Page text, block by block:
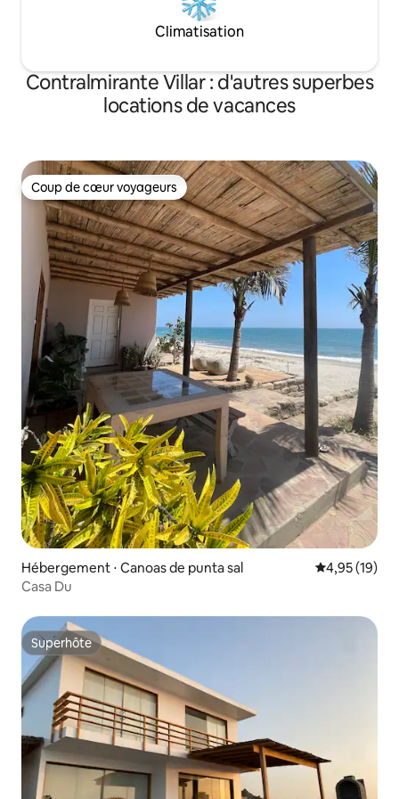
Climatisation
Contralmirante Villar : d'autres superbes
locations de vacances
Coup de cœur voyageurs
Coup de cœur voyageurs
Hébergement ⋅ Canoas de punta sal Évaluation
4,95 (19)
Casa Du
Superhôte
Superhôte